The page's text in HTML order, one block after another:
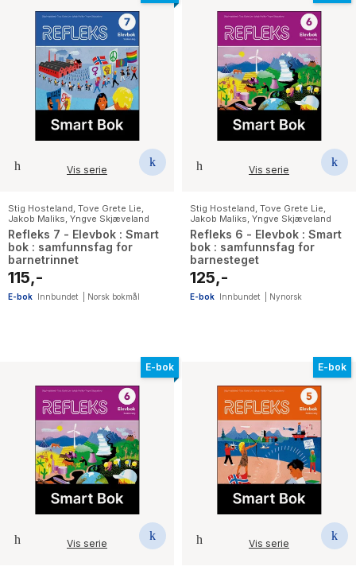
Vis serie
Stig Hosteland Tove Grete Lie
Jakob Maliks Yngve Skjæveland
Refleks 7 - Elevbok : Smart
bok : samfunnsfag for
barnetrinnet
115,-
E-bok Innbundet Norsk bokmål
Vis serie
Stig Hosteland Tove Grete Lie
Jakob Maliks Yngve Skjæveland
Refleks 6 - Elevbok : Smart
bok : samfunnsfag for
barnesteget
125,-
E-bok Innbundet Nynorsk
E-bok
Vis serie
E-bok
Vis serie